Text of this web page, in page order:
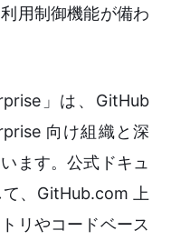
用制御機能が備わ
」は、GitHub
向け組織と深
ます。公式ドキュ
、GitHub.com 上
リやコードベース